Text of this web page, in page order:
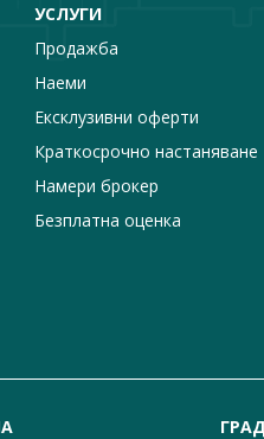
УСЛУГИ
Продажба
Наеми
Ексклузивни оферти
Краткосрочно настаняване
Намери брокер
Безплатна оценка